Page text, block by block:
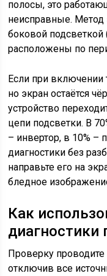
полосы, это
неисправные.
боковой
расположены по
Если при
но экран остаётся
устройство
цепи подсветки. В
– инвертор, в 10% –
диагностики без
направьте его на
бледное
Как
диагностики
Проверку
отключив все